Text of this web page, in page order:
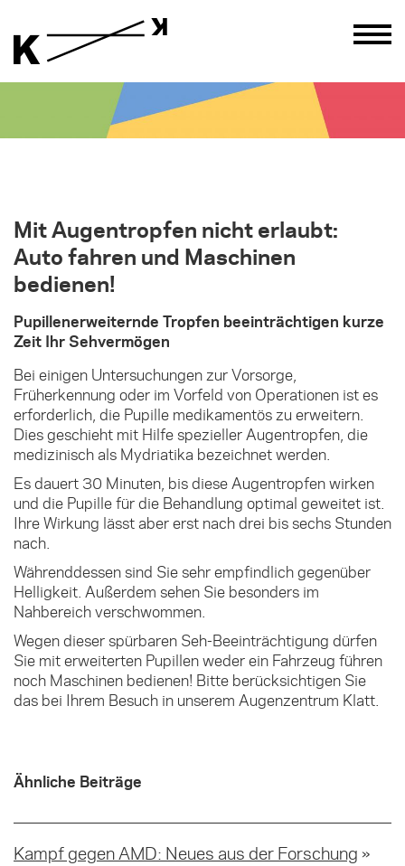
Mit Augentropfen nicht erlaubt:
Auto fahren und Maschinen
bedienen!
Pupillenerweiternde Tropfen beeinträchtigen kurze
Zeit Ihr Sehvermögen
Bei einigen Untersuchungen zur Vorsorge,
Früherkennung oder im Vorfeld von Operationen ist es
erforderlich, die Pupille medikamentös zu erweitern.
Dies geschieht mit Hilfe spezieller Augentropfen, die
medizinisch als Mydriatika bezeichnet werden.
Es dauert 30 Minuten, bis diese Augentropfen wirken
und die Pupille für die Behandlung optimal geweitet ist.
Ihre Wirkung lässt aber erst nach drei bis sechs Stunden
nach.
Währenddessen sind Sie sehr empfindlich gegenüber
Helligkeit. Außerdem sehen Sie besonders im
Nahbereich verschwommen.
Wegen dieser spürbaren Seh-Beeinträchtigung dürfen
Sie mit erweiterten Pupillen weder ein Fahrzeug führen
noch Maschinen bedienen! Bitte berücksichtigen Sie
das bei Ihrem Besuch in unserem Augenzentrum Klatt.
Ähnliche Beiträge
Kampf gegen AMD: Neues aus der Forschung